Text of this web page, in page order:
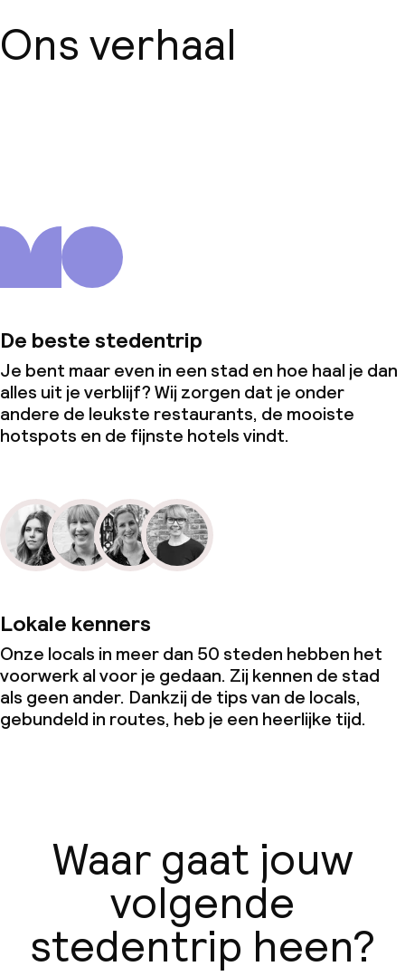
Ons verhaal
De beste stedentrip
Je bent maar even in een stad en hoe haal je dan
alles uit je verblijf? Wij zorgen dat je onder
andere de leukste restaurants, de mooiste
hotspots en de fijnste hotels vindt.
Lokale kenners
Onze locals in meer dan 50 steden hebben het
voorwerk al voor je gedaan. Zij kennen de stad
als geen ander. Dankzij de tips van de locals,
gebundeld in routes, heb je een heerlijke tijd.
Waar gaat jouw
volgende
stedentrip heen?